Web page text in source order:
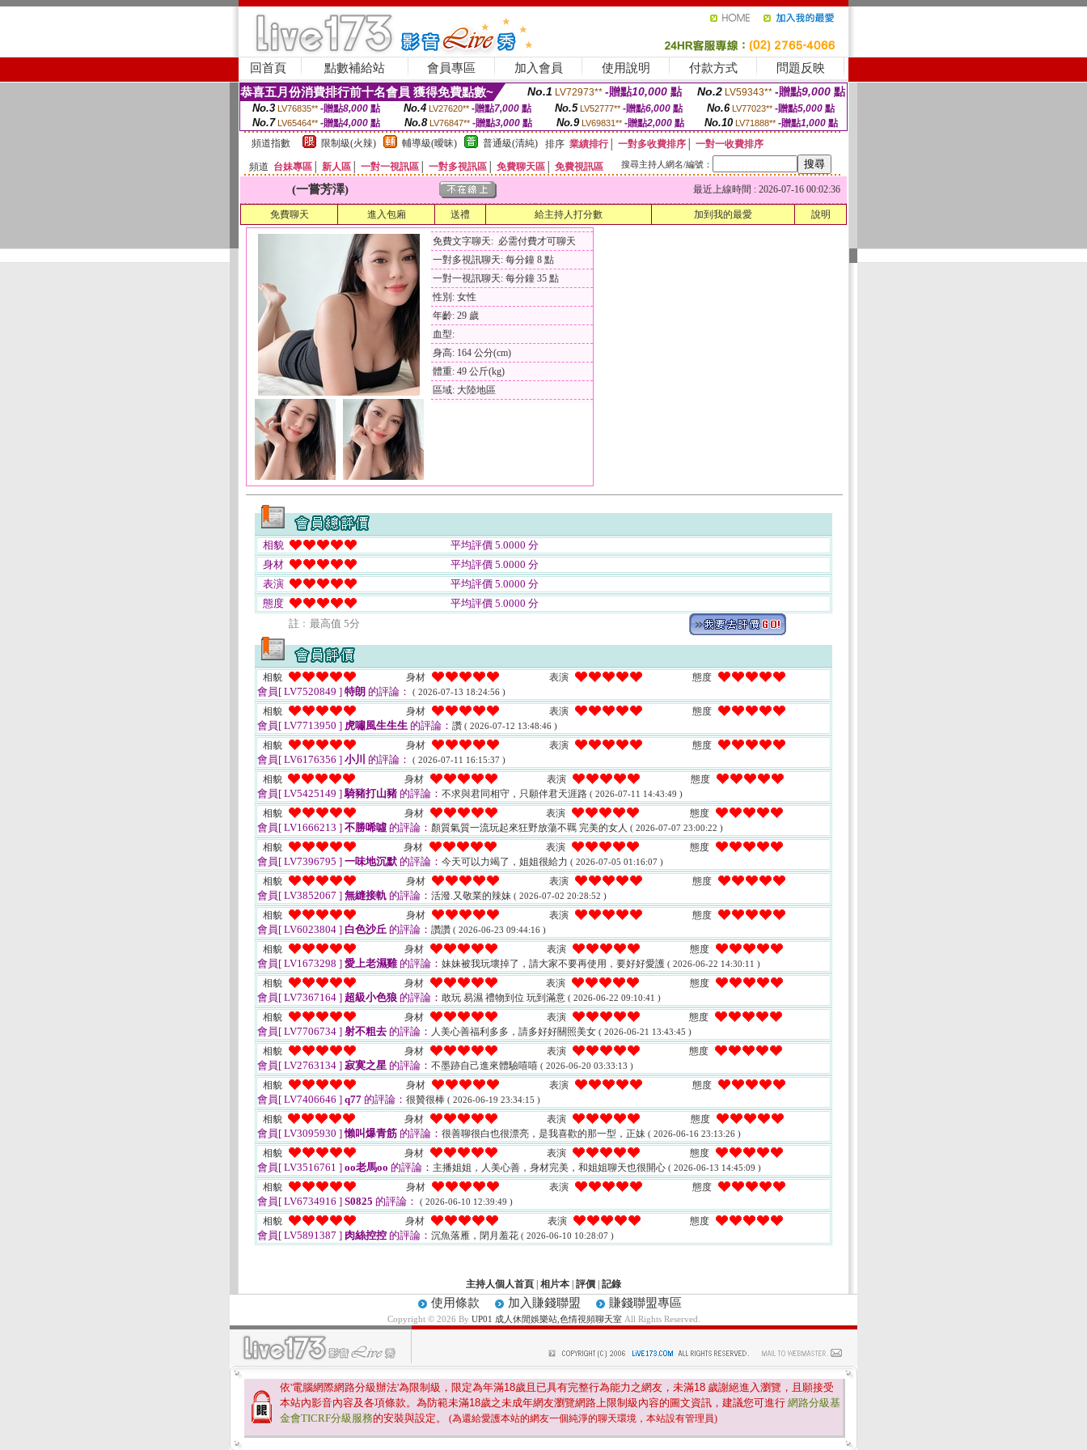
回首頁 點數補給站 會員專區 加入會員 使用說明 付款方式 問題反映
恭喜五月份消費排行前十名會員 獲得免費點數~ No.1 LV72973** -贈點10,000 點 No.2 LV59343** -贈點9,000 點
No.3 LV76835** -贈點8,000點 No.4 LV27620** -贈點7,000點 No.5 LV52777** -贈點6,000點 No.6 LV77023** -贈點5,000點
No.7 LV65464** -贈點4,000 點 No.8 LV76847** -贈點3,000 點 No.9 LV69831** -贈點2,000點 No.10 LV71888** -贈點1,000 點
頻道指數
限制級(火辣) 輔導級(曖昧) 普通級(清純) 排序 業績排行│ 一對多收費排序
一對一收費排序
頻道 台妹專區 新人區 一對一視訊區 一對多視訊區 免費聊天區 免費視訊區 搜尋主持人網名/編號：
(一嘗芳澤) 最近上線時間 : 2026-07-16 00:02:36
免費聊天 進入包廂 送禮 給主持人打分數 加到我的最愛 說明
免費文字聊天: 必需付費才可聊天
一對多視訊聊天: 每分鐘 8 點
一對一視訊聊天: 每分鐘 35 點
性別: 女性
年齡: 29 歲
血型:
身高: 164 公分(cm)
體重: 49 公斤(kg)
區域: 大陸地區
相貌
平均評價 5.0000 分
身材
平均評價 5.0000 分
表演
平均評價 5.0000 分
態度
平均評價 5.0000 分
註﹕最高值 5分
相貌 身材 表演 態度
會員[ LV7520849 ] 特朗 的評論： ( 2026-07-13 18:24:56 )
相貌 身材 表演 態度
會員[ LV7713950 ] 虎嘯風生生生 的評論： 讚 ( 2026-07-12 13:48:46 )
相貌 身材 表演 態度
會員[ LV6176356 ] 小川 的評論： ( 2026-07-11 16:15:37 )
相貌 身材 表演 態度
會員[ LV5425149 ]騎豬打山豬 的評論： 不求與君同相守，只願伴君天涯路 ( 2026-07-11 14:43:49 )
相貌 身材 表演 態度
會員[ LV1666213 ] 不勝唏噓 的評論： 顏質氣質一流玩起來狂野放蕩不羈 完美的女人 ( 2026-07-07 23:00:22 )
相貌 身材 表演 態度
會員[ LV7396795 ] 一味地沉默 的評論： 今天可以力竭了，姐姐很給力 ( 2026-07-05 01:16:07 )
相貌 身材 表演 態度
會員[ LV3852067 ] 無縫接軌 的評論： 活潑.又敬業的辣妹 ( 2026-07-02 20:28:52 )
相貌 身材 表演 態度
會員[ LV6023804 ] 白色沙丘 的評論： 讚讚 ( 2026-06-23 09:44:16 )
相貌 身材 表演 態度
會員[ LV1673298 ] 愛上老濕雞的評論： 妹妹被我玩壞掉了，請大家不要再使用，要好好愛護 ( 2026-06-22 14:30:11 )
相貌 身材 表演 態度
會員[ LV7367164 ] 超級小色狼 的評論： 敢玩 易濕 禮物到位 玩到滿意 ( 2026-06-22 09:10:41 )
相貌 身材 表演 態度
會員[ LV7706734 ] 射不粗去 的評論： 人美心善福利多多，請多好好關照美女 ( 2026-06-21 13:43:45 )
相貌 身材 表演 態度
會員[ LV2763134 ] 寂寞之星 的評論： 不墨跡自己進來體驗嘻嘻 ( 2026-06-20 03:33:13 )
相貌 身材 表演 態度
會員[ LV7406646 ] q77 的評論： 很贊很棒 ( 2026-06-19 23:34:15 )
相貌 身材 表演 態度
會員[ LV3095930 ]懶叫爆青筋 的評論： 很善聊很白也很漂亮，是我喜歡的那一型，正妹 ( 2026-06-16 23:13:26 )
相貌 身材 表演 態度
會員[ LV3516761 ] oo老馬oo 的評論： 主播姐姐，人美心善，身材完美，和姐姐聊天也很開心 ( 2026-06-13 14:45:09 )
相貌 身材 表演 態度
會員[ LV6734916 ] S0825 的評論： ( 2026-06-10 12:39:49 )
相貌 身材 表演 態度
會員[ LV5891387 ] 肉絲控控 的評論： 沉魚落雁，閉月羞花 ( 2026-06-10 10:28:07 )
主持人個人首頁 相片本 評價 記錄
使用條款 加入賺錢聯盟 賺錢聯盟專區
Copyright © 2026 By UP01 成人休閒娛樂站,色情視頻聊天室All Rights Reserved.
依'電腦網際網路分級辦法'為限制級，限定為年滿18歲且已具有完整行為能力之網友，未滿18 歲謝絕進入瀏覽，且願接受
本站內影音內容及各項條款。為防範未滿18歲之未成年網友瀏覽網路上限制級內容的圖文資訊，建議您可進行 網路分級基
金會TICRF分級服務的安裝與設定。 (為還給愛護本站的網友一個純淨的聊天環境，本站設有管理員)